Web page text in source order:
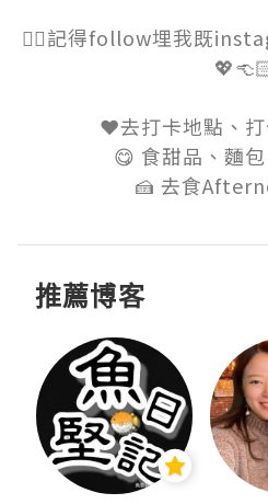
👉🏻記得follow埋我既
❤️去打卡地點、
😋 食甜品、麵
🍰 去食
推薦博客